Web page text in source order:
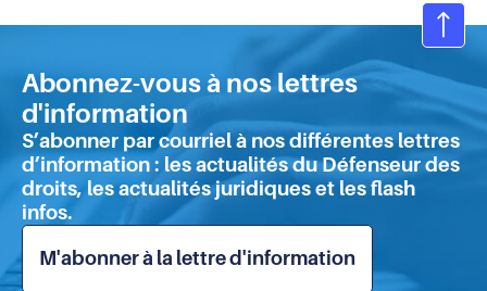
pour
jeunes
de
Abonnez-vous à nos lettres
d'information
S’abonner par courriel à nos différentes lettres
d’information : les actualités du Défenseur des
droits, les actualités juridiques et les flash
infos.
M'abonner à la lettre d'information